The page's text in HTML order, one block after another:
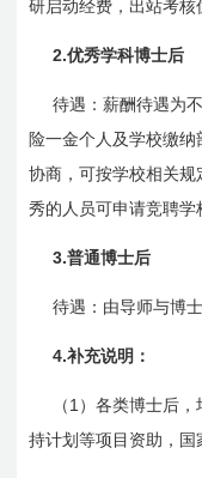
研启动经费，出站考核
2.优秀学科博士后
待遇：薪酬待遇为
险一金个人及学校缴
协商，可按学校相关
秀的人员可申请竞聘学
3.普通博士后
待遇：由导师与博
4.补充说明：
（ 1 ）各类博士后
持计划等项目资助，国